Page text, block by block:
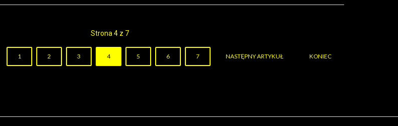
Strona 4 z 7
1 2 3 4 5 6 7 NASTĘPNY ARTYKUŁ KONIEC